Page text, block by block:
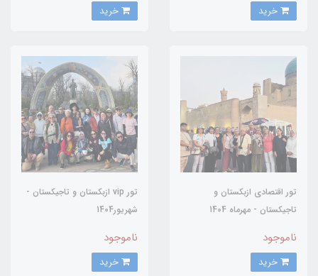
تور اقتصادی ازبکستان و
تاجیکستان - مهرماه 1404
ناموجود
تور vip ازبکستان و تاجیکستان -
شهریور1404
ناموجود